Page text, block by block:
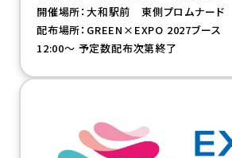
開催場所：大和駅前 東側プロムナード
配布場所：GREEN×EXPO 2027ブース
12:00～ 予定数配布次第終了
（新規タブで開きます）